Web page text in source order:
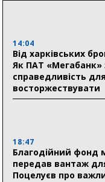
Артем Кобзар
відзнаки
18:33
Олексій Романько
стійкості Сумщини
14:04
Від харківських
Як ПАТ «Мегабанк»
справедливість
восторжествувати
18:47
Благодійний фонд
передав вантаж
Поцелуєв про